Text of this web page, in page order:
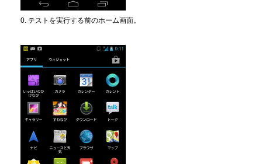
0. テストを実行する前のホーム画面。